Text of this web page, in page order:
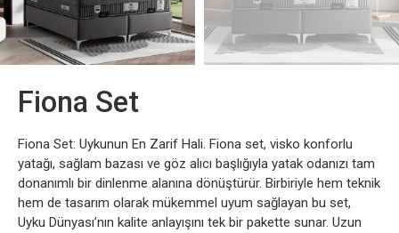
Fiona Set
Fiona Set: Uykunun En Zarif Hali. Fiona set, visko konforlu
yatağı, sağlam bazası ve göz alıcı başlığıyla yatak odanızı tam
donanımlı bir dinlenme alanına dönüştürür. Birbiriyle hem teknik
hem de tasarım olarak mükemmel uyum sağlayan bu set,
Uyku Dünyası’nın kalite anlayışını tek bir pakette sunar. Uzun